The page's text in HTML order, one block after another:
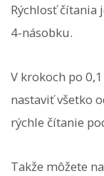
Rýchlosť čítania
4-násobku.
V krokoch po
nastaviť všetko
rýchle čítanie
Takže môžete